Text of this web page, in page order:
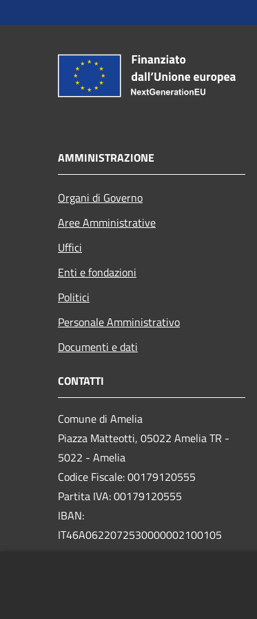
AMMINISTRAZIONE
Organi di Governo
Aree Amministrative
Uffici
Enti e fondazioni
Politici
Personale Amministrativo
Documenti e dati
CONTATTI
Comune di Amelia
Piazza Matteotti, 05022 Amelia TR -
5022 - Amelia
Codice Fiscale: 00179120555
Partita IVA: 00179120555
IBAN:
IT46A0622072530000002100105